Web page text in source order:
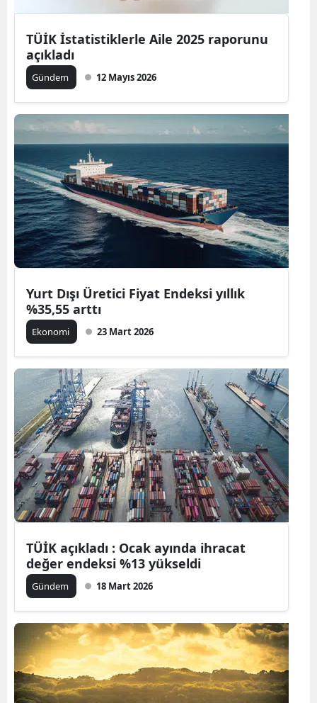
Manisa
Mardin
Muğla
Muş
Nevşehir
Sakarya
Samsun
Siirt
Sinop
Sivas
Tekirdağ
Tunceli
Şanlıurfa
Uşak
Van
TÜİK İstatistiklerle Aile 2025 raporunu
açıkladı
Gündem 12 Mayıs 2026
Yurt Dışı Üretici Fiyat Endeksi yıllık
%35,55 arttı
Ekonomi 23 Mart 2026
TÜİK açıkladı : Ocak ayında ihracat
değer endeksi %13 yükseldi
Gündem 18 Mart 2026